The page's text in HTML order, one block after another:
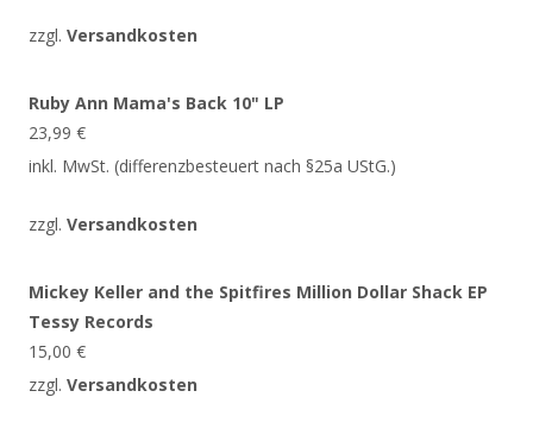
zzgl. Versandkosten
Ruby Ann Mama's Back 10" LP
23,99 €
inkl. MwSt. (differenzbesteuert nach §25a UStG.)
zzgl. Versandkosten
Mickey Keller and the Spitfires Million Dollar Shack EP
Tessy Records
15,00 €
zzgl. Versandkosten